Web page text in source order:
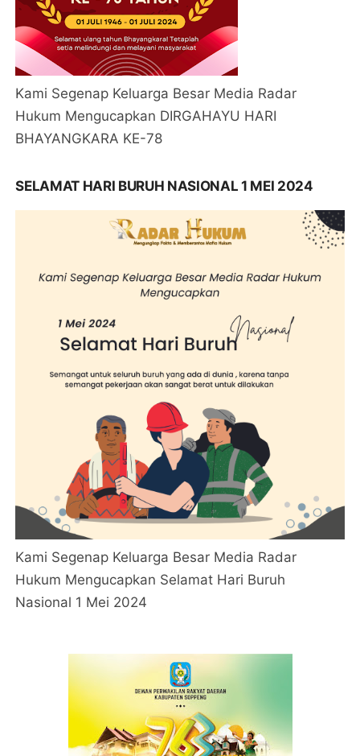
Kami Segenap Keluarga Besar Media Radar
Hukum Mengucapkan DIRGAHAYU HARI
BHAYANGKARA KE-78
SELAMAT HARI BURUH NASIONAL 1 MEI 2024
Kami Segenap Keluarga Besar Media Radar
Hukum Mengucapkan Selamat Hari Buruh
Nasional 1 Mei 2024